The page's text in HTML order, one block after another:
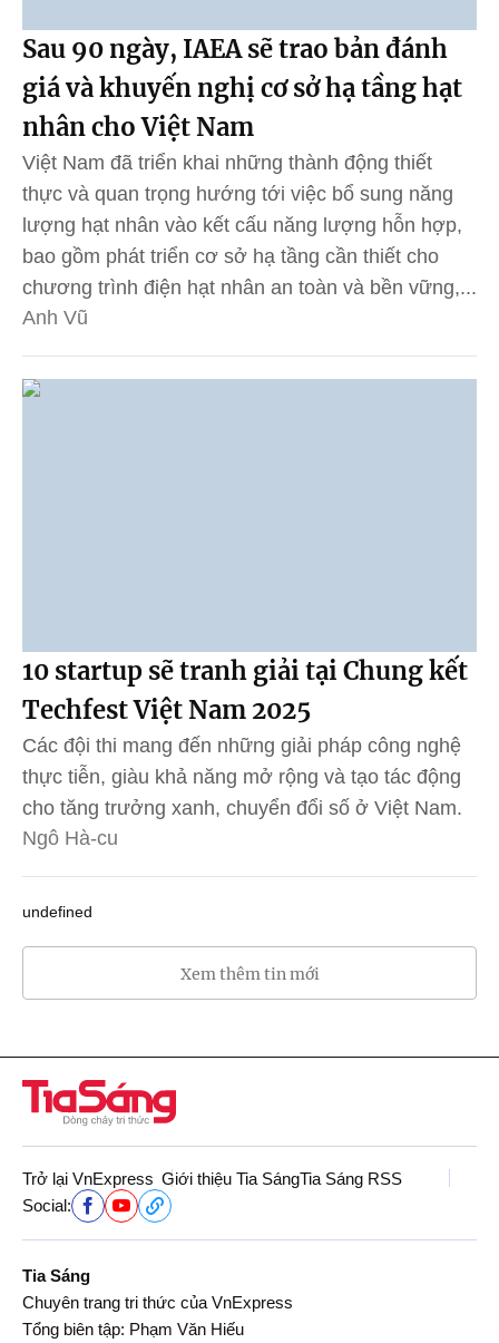
Sau 90 ngày, IAEA sẽ trao bản đánh
giá và khuyến nghị cơ sở hạ tầng hạt
nhân cho Việt Nam
Việt Nam đã triển khai những thành động thiết
thực và quan trọng hướng tới việc bổ sung năng
lượng hạt nhân vào kết cấu năng lượng hỗn hợp,
bao gồm phát triển cơ sở hạ tầng cần thiết cho
chương trình điện hạt nhân an toàn và bền vững,...
Anh Vũ
10 startup sẽ tranh giải tại Chung kết
Techfest Việt Nam 2025
Các đội thi mang đến những giải pháp công nghệ
thực tiễn, giàu khả năng mở rộng và tạo tác động
cho tăng trưởng xanh, chuyển đổi số ở Việt Nam.
Ngô Hà-cu
undefined
Xem thêm tin mới
Trở lại VnExpress Giới thiệu Tia SángTia Sáng RSS
Social:
Tia Sáng
Chuyên trang tri thức của VnExpress
Tổng biên tập: Phạm Văn Hiếu